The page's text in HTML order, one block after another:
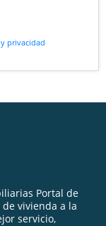
privacidad
Portal de
vivienda a la
servicio,